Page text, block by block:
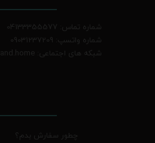
شماره تماس: 04133355577
شماره واتسپ: 09031237209
شبکه های اجتماعی: afrand.home
چطور سفارش بدم؟